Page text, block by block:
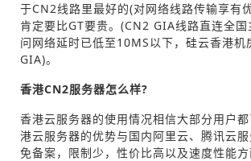
于CN2线路里最好的(对网络线路传输享有
肯定要比GT要贵。(CN2 GIA线路直连全
问网络延时已低至10MS以下，硅云香港机
GIA)。
香港CN2服务器怎么样?
香港云服务器的使用情况相信大部分用户
港云服务器的优势与国内阿里云、腾讯云
免备案，限制少，性价比高以及速度性能方